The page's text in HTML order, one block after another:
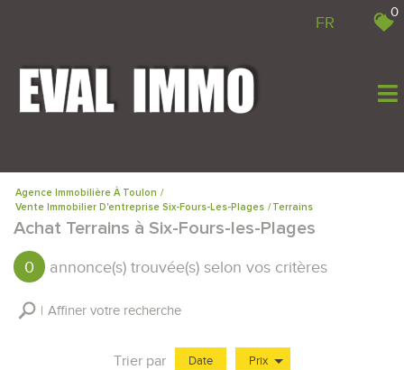
FR
0
Agence Immobilière À Toulon
Vente Immobilier D'entreprise Six-Fours-Les-Plages
Terrains
Achat Terrains à Six-Fours-les-Plages
0 annonce(s) trouvée(s) selon vos critères
Affiner votre recherche
Trier par Date Prix